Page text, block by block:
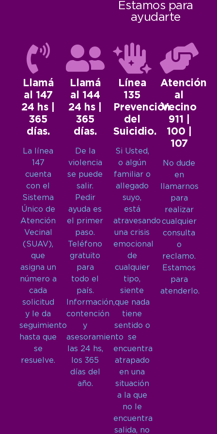
Estamos para
ayudarte
Llamá
al 147
24 hs |
365
días.
La línea
147
cuenta
con el
Sistema
Único de
Atención
Vecinal
(SUAV),
que
asigna un
número a
cada
solicitud
y le da
seguimiento
hasta que
se
resuelve.
Llamá
al 144
24 hs |
365
días.
De la
violencia
se puede
salir.
Pedir
ayuda es
el primer
paso.
Teléfono
gratuito
para
todo el
país.
Información,
contención
y
asesoramiento
las 24 hs,
los 365
días del
año.
Línea
135
Prevención
del
Suicidio.
Si Usted,
o algún
familiar o
allegado
suyo,
está
atravesando
una crisis
emocional
de
cualquier
tipo,
siente
que nada
tiene
sentido o
se
encuentra
atrapado
en una
situación
a la que
no le
encuentra
salida, no
Atención
al
Vecino
911 |
100 |
107
No dude
en
llamarnos
para
realizar
cualquier
consulta
o
reclamo.
Estamos
para
atenderlo.